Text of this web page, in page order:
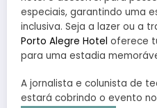
especiais, garantindo uma
inclusiva. Seja a lazer ou a
Porto Alegre Hotel oferece
para uma estadia
A jornalista e colunista de
estará cobrindo o evento